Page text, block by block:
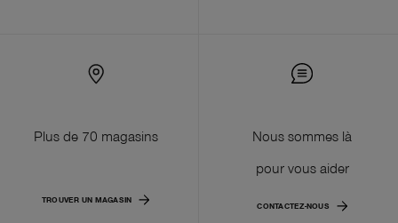
Plus de 70 magasins
TROUVER UN MAGASIN
Nous sommes là
pour vous aider
CONTACTEZ-NOUS